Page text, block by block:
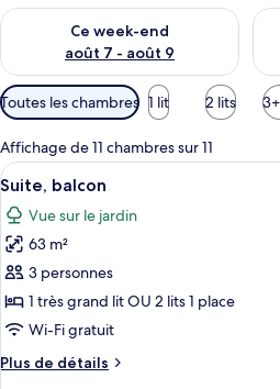
Ce week-end
août 7 - août 9
Vérifier la disponibilité pour ce
Filtres
disponibles
pour
les
chambres
Toutes les chambres 1 lit 2 lits
Affichage de 11 chambres sur 11
Afficher
toutes
les
photos
pour
ce
type
chambre :
7
Suite, balcon
Vue sur le jardin
63 m²
3 personnes
1 très grand lit OU 2 lits 1 place
Wi-Fi gratuit
Plus de détails
Plus